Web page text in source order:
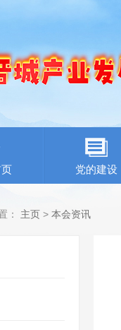
党的建设
： 主页 > 本会资讯